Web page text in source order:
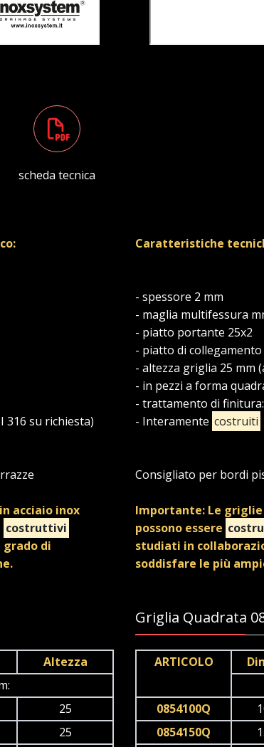
scheda tecnica
316 su richiesta)
acciaio inox
costruttivi
di
Altezza
25
25
Caratteristiche
- spessore 2 mm
- maglia multifessura
- piatto portante 25x2
- piatto di collegamento
- altezza griglia 25 mm
- in pezzi a forma
- trattamento di
- Interamente costruiti
Consigliato per bordi
Importante: Le
possono essere
studiati in
soddisfare le più
Griglia Quadrata
ARTICOLO
0854100Q
0854150Q